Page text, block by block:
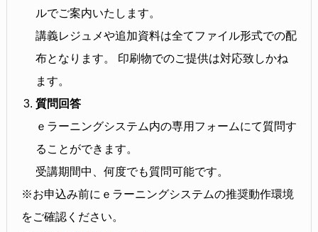
ルでご案内いたします。
講義レジュメや追加資料は全てファイル形式での配
布となります。 印刷物でのご提供は対応致しかね
ます。
質問回答
ｅラーニングシステム内の専用フォームにて質問す
ることができます。
受講期間中、何度でも質問可能です。
※お申込み前にｅラーニングシステムの推奨動作環境
をご確認ください。